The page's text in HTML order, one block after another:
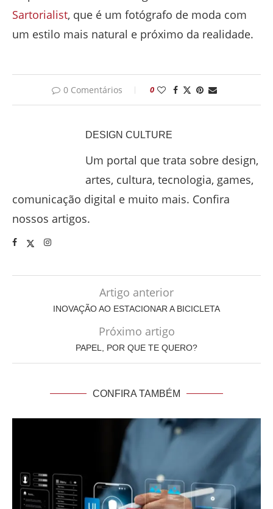
Sartorialist, que é um fotógrafo de moda com
um estilo mais natural e próximo da realidade.
0 Comentários 0
DESIGN CULTURE
Um portal que trata sobre design,
artes, cultura, tecnologia, games,
comunicação digital e muito mais. Confira
nossos artigos.
Artigo anterior
INOVAÇÃO AO ESTACIONAR A BICICLETA
Próximo artigo
PAPEL, POR QUE TE QUERO?
CONFIRA TAMBÉM